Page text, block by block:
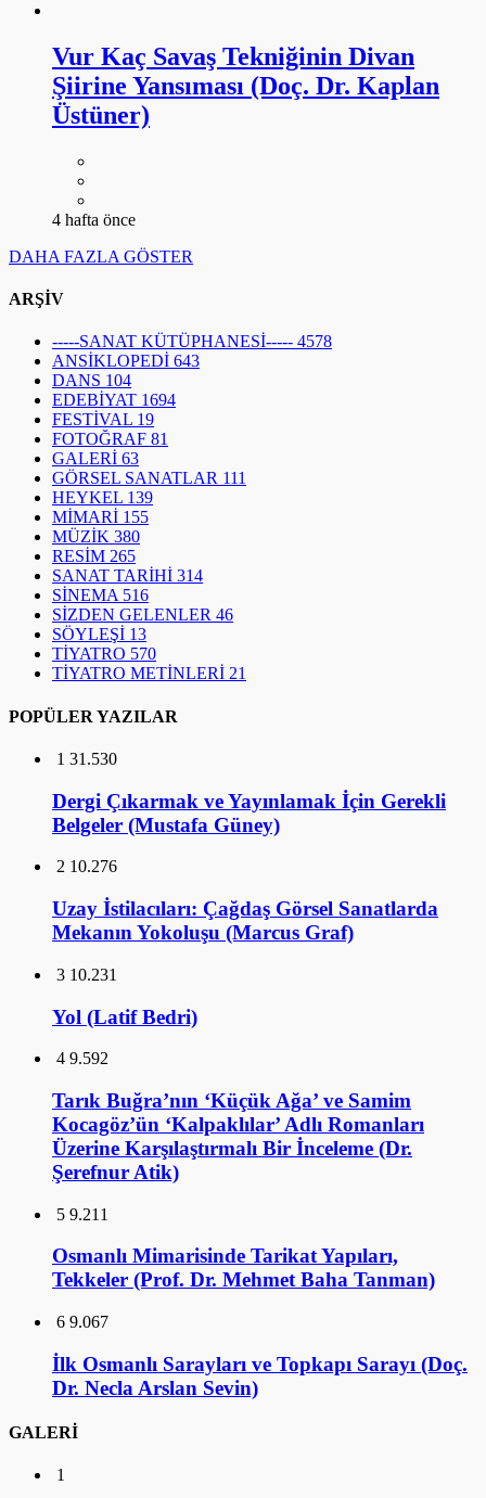
Vur Kaç Savaş Tekniğinin Divan
Şiirine Yansıması (Doç. Dr. Kaplan
Üstüner)
4 hafta önce
DAHA FAZLA GÖSTER
ARŞİV
-----SANAT KÜTÜPHANESİ----- 4578
ANSİKLOPEDİ 643
DANS 104
EDEBİYAT 1694
FESTİVAL 19
FOTOĞRAF 81
GALERİ 63
GÖRSEL SANATLAR 111
HEYKEL 139
MİMARİ 155
MÜZİK 380
RESİM 265
SANAT TARİHİ 314
SİNEMA 516
SİZDEN GELENLER 46
SÖYLEŞİ 13
TİYATRO 570
TİYATRO METİNLERİ 21
POPÜLER YAZILAR
1 31.530
Dergi Çıkarmak ve Yayınlamak İçin Gerekli
Belgeler (Mustafa Güney)
2 10.276
Uzay İstilacıları: Çağdaş Görsel Sanatlarda
Mekanın Yokoluşu (Marcus Graf)
3 10.231
Yol (Latif Bedri)
4 9.592
Tarık Buğra’nın ‘Küçük Ağa’ ve Samim
Kocagöz’ün ‘Kalpaklılar’ Adlı Romanları
Üzerine Karşılaştırmalı Bir İnceleme (Dr.
Şerefnur Atik)
5 9.211
Osmanlı Mimarisinde Tarikat Yapıları,
Tekkeler (Prof. Dr. Mehmet Baha Tanman)
6 9.067
İlk Osmanlı Sarayları ve Topkapı Sarayı (Doç.
Dr. Necla Arslan Sevin)
GALERİ
1